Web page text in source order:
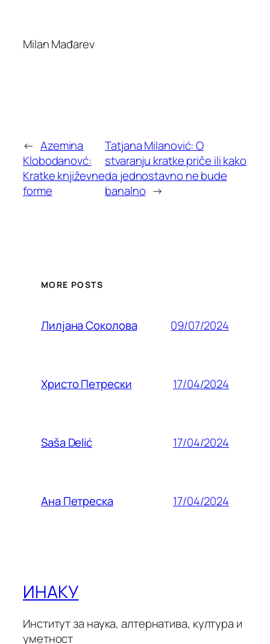
Milan Mađarev
← Azemina
Klobodanovć:
Kratke književne
forme
Tatjana Milanović: O
stvaranju kratke priče ili kako
da jednostavno ne bude
banalno →
MORE POSTS
Лилjана Соколова 09/07/2024
Христо Петрески 17/04/2024
Saša Delić 17/04/2024
Ана Петреска 17/04/2024
ИНАКУ
Институт за наука, алтернатива, култура и
уметност